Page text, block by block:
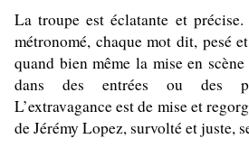
La troupe est éclatante et précise.
métronomé, chaque mot dit, pesé
quand bien même la mise en
dans des entrées ou des
L’extravagance est de mise et
de Jérémy Lopez, survolté et juste,